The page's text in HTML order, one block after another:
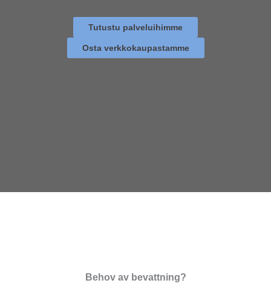
Tutustu palveluihimme
Osta verkkokaupastamme
Behov av bevattning?